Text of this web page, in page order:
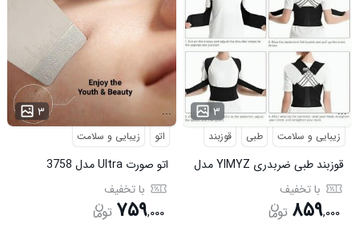
۳ ...
اتو زیبایی و سلامت
اتو صورت Ultra مدل 3758
با تخفیف
۷۵۹,۰۰۰
۳ ...
زیبایی و سلامت طبی قوزبند
قوزبند طبی ضربدری YIMYZ مدل
3684با تخفیف
۸۵۹,۰۰۰